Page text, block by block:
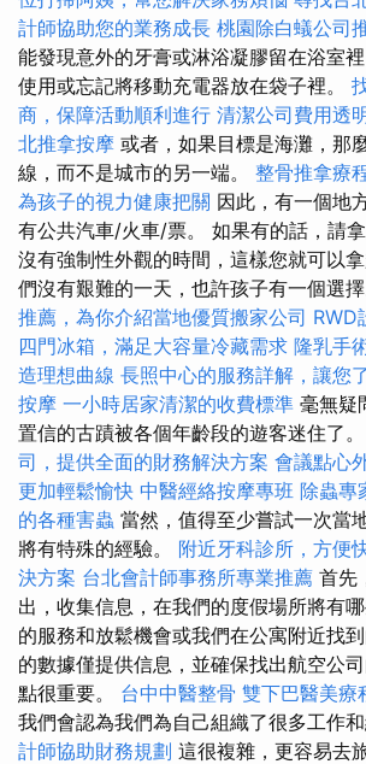
計師協助您的業務成長 桃園除白蟻公司
能發現意外的牙膏或淋浴凝膠留在浴室
使用或忘記將移動充電器放在袋子裡。
商，保障活動順利進行 清潔公司費用透
北推拿按摩 或者，如果目標是海灘，那
線，而不是城市的另一端。 整骨推拿療
為孩子的視力健康把關 因此，有一個地
有公共汽車/火車/票。 如果有的話，請
沒有強制性外觀的時間，這樣您就可以
們沒有艱難的一天，也許孩子有一個選擇
推薦，為你介紹當地優質搬家公司 RWD
四門冰箱，滿足大容量冷藏需求 隆乳手
造理想曲線 長照中心的服務詳解，讓您
按摩 一小時居家清潔的收費標準 毫無疑
置信的古蹟被各個年齡段的遊客迷住了。
司，提供全面的財務解決方案 會議點心
更加輕鬆愉快 中醫經絡按摩專班 除蟲專
的各種害蟲 當然，值得至少嘗試一次當
將有特殊的經驗。 附近牙科診所，方便
決方案 台北會計師事務所專業推薦 首先
出，收集信息，在我們的度假場所將有
的服務和放鬆機會或我們在公寓附近找
的數據僅提供信息，並確保找出航空公
點很重要。 台中中醫整骨 雙下巴醫美療
我們會認為我們為自己組織了很多工作和
計師協助財務規劃 這很複雜，更容易去